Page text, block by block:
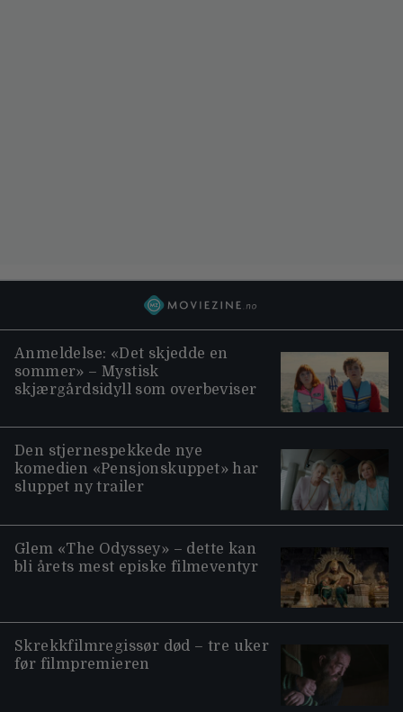
Anmeldelse: «Det skjedde en
sommer» – Mystisk
skjærgårdsidyll som overbeviser
Den stjernespekkede nye
komedien «Pensjonskuppet» har
sluppet ny trailer
Glem «The Odyssey» – dette kan
bli årets mest episke filmeventyr
Skrekkfilmregissør død – tre uker
før filmpremieren